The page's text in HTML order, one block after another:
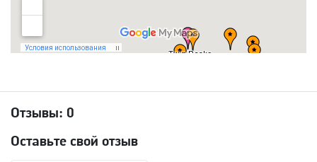
Отзывы: 0
Оставьте свой отзыв